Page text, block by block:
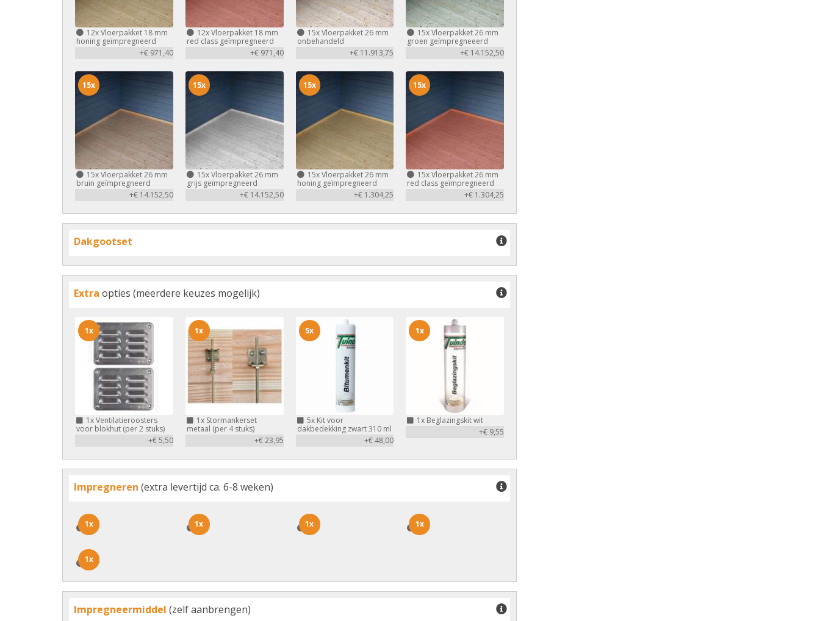
12xVloerpakket 18 mm
honing geïmpregneerd
+€ 971,40
12xVloerpakket 18 mm
red class geïmpregneerd
+€ 971,40
15xVloerpakket 26 mm
onbehandeld
+€ 11.913,75
15xVloerpakket 26 mm
groen geïmpregneeerd
+€ 14.152,50
15xVloerpakket 26 mm
bruin geïmpregneerd
+€ 14.152,50
15x
15xVloerpakket 26 mm
grijs geïmpregneerd
+€ 14.152,50
15x
15xVloerpakket 26 mm
honing geïmpregneerd
+€ 1.304,25
15x
15xVloerpakket 26 mm
red class geïmpregneerd
+€ 1.304,25
15x
Dakgootset
Extra opties (meerdere keuzes mogelijk)
1xVentilatieroosters
voor blokhut (per 2 stuks)
+€ 5,50
1x
1xStormankerset
metaal (per 4 stuks)
+€ 23,95
1x
5xKit voor
dakbedekking zwart 310 ml
+€ 48,00
5x
1x Beglazingskit wit
+€ 9,55
1x
Impregneren (extra levertijd ca. 6-8 weken)
1x
1x 1x
1x 1x
1x 1x
1x
1x
1x
Impregneermiddel (zelf aanbrengen)